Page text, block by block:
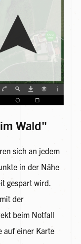
Wald"
sich an jedem
in der Nähe
gespart wird.
der
beim Notfall
auf einer Karte